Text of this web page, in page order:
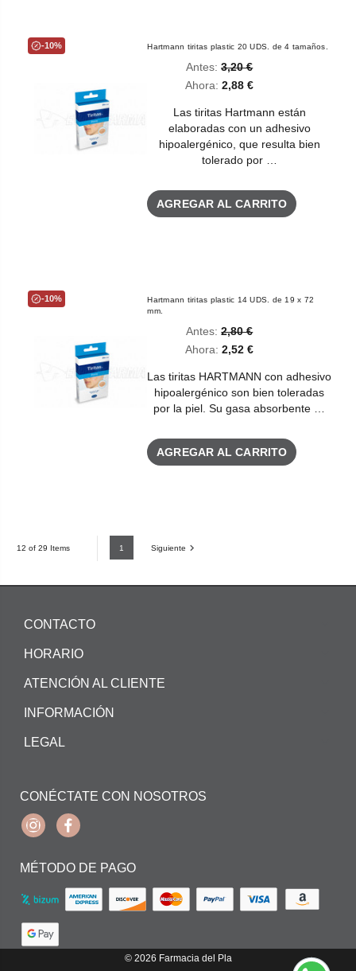
-10% Hartmann tiritas plastic 20 UDS. de 4 tamaños.
Ahora: 2,88 €
Antes: 3,20 €
Las tiritas Hartmann están
elaboradas con un adhesivo
hipoalergénico, que resulta bien
tolerado por …
AGREGAR AL CARRITO
-10%
Hartmann tiritas plastic 14 UDS. de 19 x 72
mm.
Ahora: 2,52 €
Antes: 2,80 €
Las tiritas HARTMANN con adhesivo
hipoalergénico son bien toleradas
por la piel. Su gasa absorbente …
AGREGAR AL CARRITO
12 of 29 Items 1 Siguiente
CONTACTO
HORARIO
ATENCIÓN AL CLIENTE
INFORMACIÓN
LEGAL
CONÉCTATE CON NOSOTROS
InstagramFacebook
MÉTODO DE PAGO
© 2026 Farmacia del Pla